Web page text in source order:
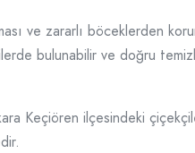
ve zararlı böceklerden
bulunabilir ve doğru
Keçiören ilçesindeki